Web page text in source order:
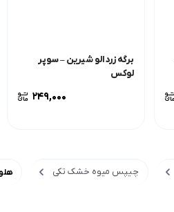
برگه زردالو شیرین – سوپر
لوکس
249,000
چیپس میوه خشک تکی